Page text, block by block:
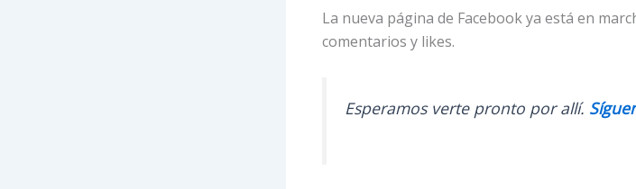
La nueva página de Facebook ya está en
comentarios y likes.
Esperamos verte pronto por allí.